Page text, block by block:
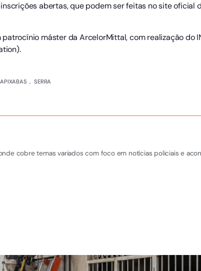
abertas, que podem ser feitas no site oficial
máster da ArcelorMittal, com realização do
, SERRA
cobre temas variados com foco em notícias policiais e